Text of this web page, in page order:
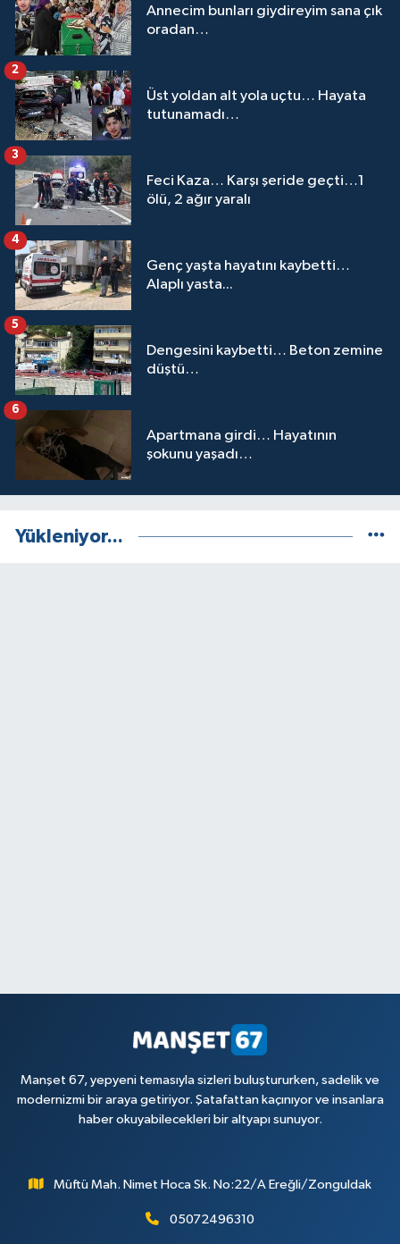
Annecim bunları giydireyim sana çık
oradan…
Üst yoldan alt yola uçtu… Hayata
tutunamadı…
2
Feci Kaza… Karşı şeride geçti…1
ölü, 2 ağır yaralı
3
Genç yaşta hayatını kaybetti…
Alaplı yasta...
4
Dengesini kaybetti… Beton zemine
düştü…
5
Apartmana girdi… Hayatının
şokunu yaşadı…
6
Yükleniyor...
Manşet 67, yepyeni temasıyla sizleri buluştururken, sadelik ve
modernizmi bir araya getiriyor. Şatafattan kaçınıyor ve insanlara
haber okuyabilecekleri bir altyapı sunuyor.
Müftü Mah. Nimet Hoca Sk. No:22/A Ereğli/Zonguldak
05072496310